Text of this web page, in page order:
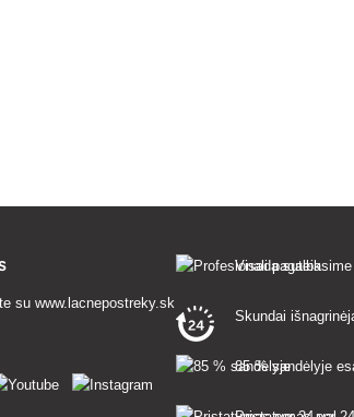
suwww.lacnepostreky.sk
Visada
Skundai
85 % sandėlyje